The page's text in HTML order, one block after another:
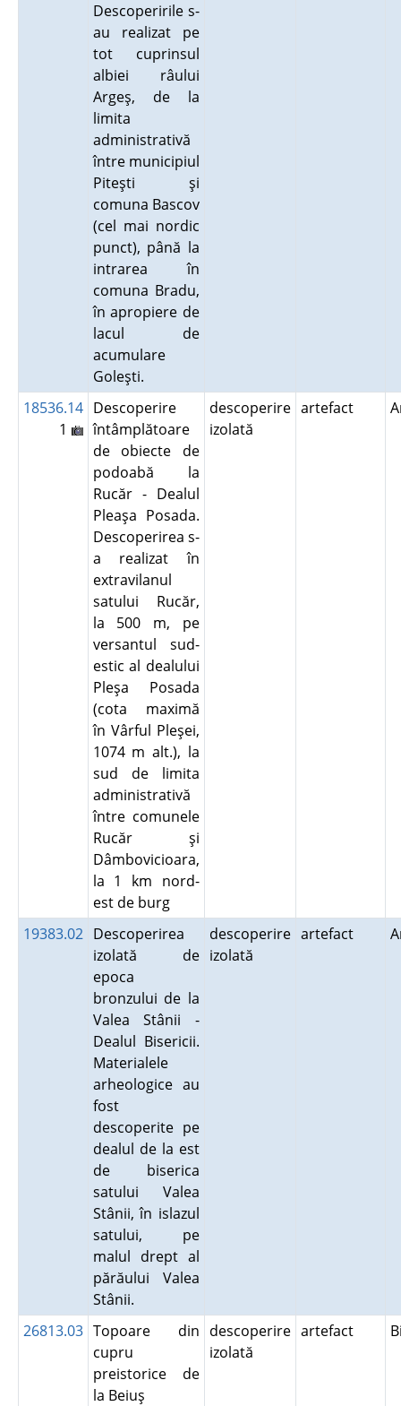
Descoperirile s-
au realizat pe
tot cuprinsul
albiei râului
Argeş, de la
limita
administrativă
între municipiul
Piteşti şi
comuna Bascov
(cel mai nordic
punct), până la
intrarea în
comuna Bradu,
în apropiere de
lacul de
acumulare
Goleşti.
18536.14
1
Descoperire
întâmplătoare
de obiecte de
podoabă la
Rucăr - Dealul
Pleaşa Posada.
Descoperirea s-
a realizat în
extravilanul
satului Rucăr,
la 500 m, pe
versantul sud-
estic al dealului
Pleşa Posada
(cota maximă
în Vârful Pleşei,
1074 m alt.), la
sud de limita
administrativă
între comunele
Rucăr şi
Dâmbovicioara,
la 1 km nord-
est de burg
descoperire
izolată
artefact
19383.02 Descoperirea
izolată de
epoca
bronzului de la
Valea Stânii -
Dealul Bisericii.
Materialele
arheologice au
fost
descoperite pe
dealul de la est
de biserica
satului Valea
Stânii, în islazul
satului, pe
malul drept al
părăului Valea
Stânii.
descoperire
izolată
artefact
26813.03 Topoare din
cupru
preistorice de
la Beiuş
descoperire
izolată
artefact